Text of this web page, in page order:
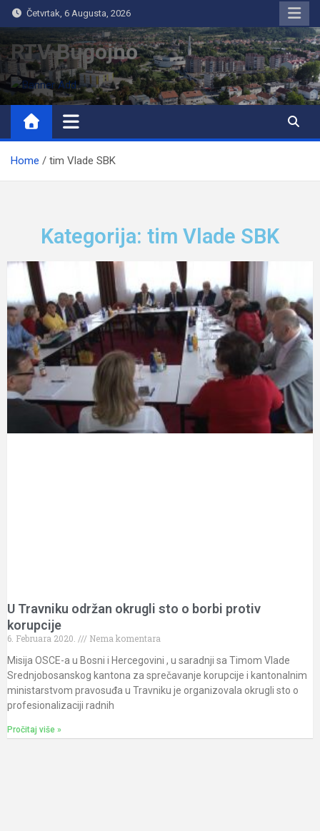
Četvrtak, 6 Augusta, 2026
RTV Bugojno
Home tim Vlade SBK
Kategorija: tim Vlade SBK
U Travniku održan okrugli sto o borbi protiv
korupcije
6. Februara 2020.
Nema komentara
Misija OSCE-a u Bosni i Hercegovini , u saradnji sa Timom Vlade
Srednjobosanskog kantona za sprečavanje korupcije i kantonalnim
ministarstvom pravosuđa u Travniku je organizovala okrugli sto o
profesionalizaciji radnih
Pročitaj više »